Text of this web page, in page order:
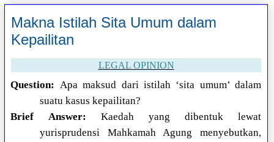
Makna Istilah Sita Umum dalam
Kepailitan
LEGAL OPINION
Question: Apa maksud dari istilah ‘sita umum’ dalam
suatu kasus kepailitan?
Brief Answer: Kaedah yang dibentuk lewat
yurisprudensi Mahkamah Agung menyebutkan,